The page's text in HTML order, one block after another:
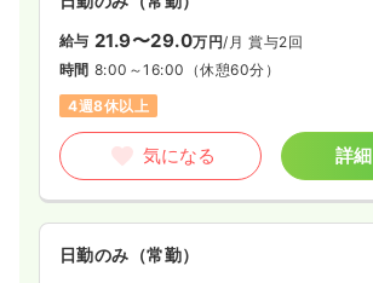
給与 21.9〜29.0万円/月 賞与2回
時間 8:00～16:00 （休憩60分）
4週8休以上
気になる 詳
日勤のみ（常勤）